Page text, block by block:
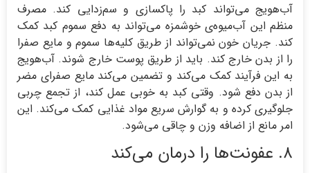
آب‌هویج می‌تواند کبد را پاکسازی و سم‌زدایی کند. مصرف
منظم این آب‌میوه‌ی خوشمزه می‌تواند به دفع سموم کبد کمک
کند. جریان خون نمی‌تواند از طریق کلیه‌ها سموم و مایع صفرا
را از بدن خارج کند. باید از طریق پوست خارج شوند. آب‌هویج
به این فرآیند کمک می‌کند و تضمین می‌کند مایع صفرای مضر
از بدن دفع شود. وقتی کبد به خوبی عمل کند، از تجمع چربی
جلوگیری کرده و به گوارش سریع مواد غذایی کمک می‌کند. این
امر مانع از اضافه وزن و چاقی می‌شود.
۸. عفونت‌ها را درمان می‌کند